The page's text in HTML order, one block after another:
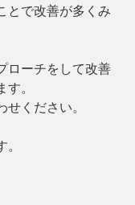
とで改善が多くみ
ローチをして改善
。
ください。